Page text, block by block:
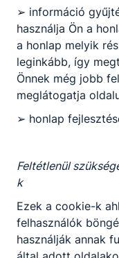
A
elvégzi az
teendőket;
ajánl,
felveszi a
➢ információ
használja Ön a
a honlap melyik
leginkább, így
Önnek még jobb
meglátogatja
➢ honlap
Feltétlenül
k
Ezek a cookie-k
felhasználók
használják annak